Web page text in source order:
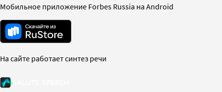
Мобильное приложение Forbes Russia на Android
На сайте работает синтез речи